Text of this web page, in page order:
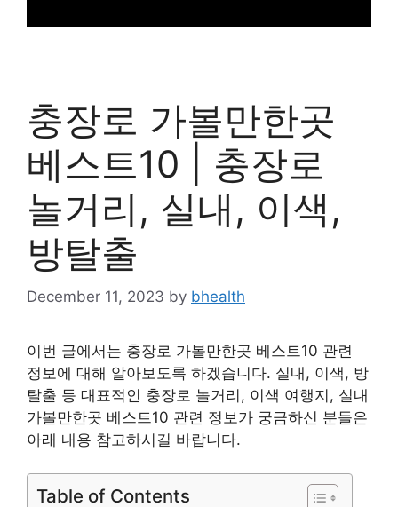
충장로 가볼만한곳
베스트10 | 충장로
놀거리, 실내, 이색,
방탈출
December 11, 2023 by bhealth
이번 글에서는 충장로 가볼만한곳 베스트10 관련
정보에 대해 알아보도록 하겠습니다. 실내, 이색, 방
탈출 등 대표적인 충장로 놀거리, 이색 여행지, 실내
가볼만한곳 베스트10 관련 정보가 궁금하신 분들은
아래 내용 참고하시길 바랍니다.
Table of Contents